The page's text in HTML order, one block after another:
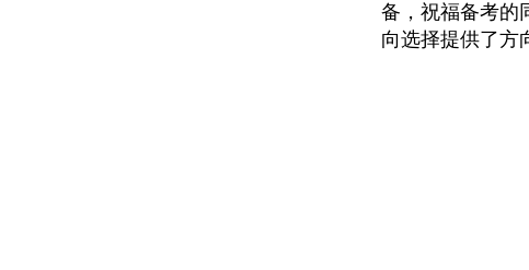
备，祝福备考的
向选择提供了方